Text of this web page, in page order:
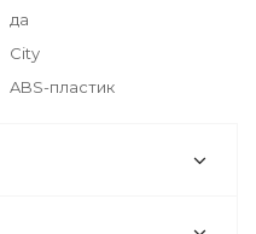
да
City
ABS-пластик